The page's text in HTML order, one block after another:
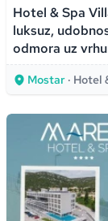
Hotel & Spa
luksuz,
odmora uz
Mostar · Hotel